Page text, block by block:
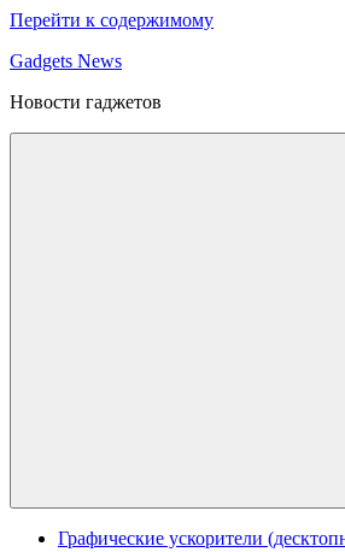
Перейти к содержимому
Gadgets News
Новости гаджетов
Графические ускорители